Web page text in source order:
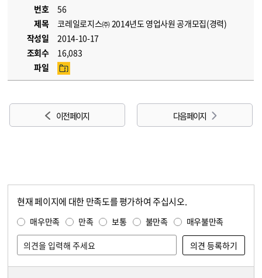
번호
56
제목
코레일로지스㈜ 2014년도 영업사원 공개모집(경력)
작성일
2014-10-17
조회수
16,083
파일
이전 페이지 다음 페이지
현재 페이지에 대한 만족도를 평가하여 주십시오.
매우만족 만족 보통 불만족 매우불만족